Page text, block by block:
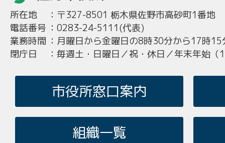
所在地 ： 〒327-8501 栃木県佐野市高砂町1番地
電話番号 ： 0283-24-5111(代表)
業務時間 ： 月曜日から金曜日の8時30分から17時15
閉庁日
： 毎週土・日曜日／祝・休日／年末年始
市役所窓口案内
組織一覧